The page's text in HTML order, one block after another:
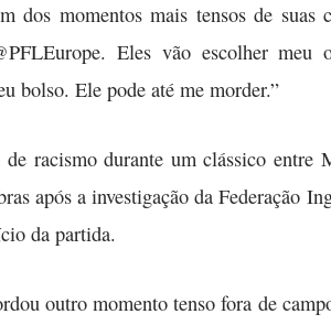
dos momentos mais tensos de suas
Eles vão escolher meu
bolso. Ele pode até me morder.”
racismo durante um clássico entre
após a investigação da Federação
da partida.
outro momento tenso fora de